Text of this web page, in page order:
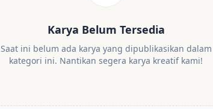
Karya Belum Tersedia
Saat ini belum ada karya yang dipublikasikan dalam
kategori ini. Nantikan segera karya kreatif kami!